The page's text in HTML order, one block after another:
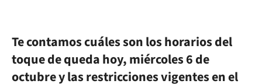
Te contamos cuáles son los horarios del
toque de queda hoy, miércoles 6 de
octubre y las restricciones vigentes en el